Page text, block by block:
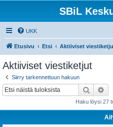
SBiL
UKK
Etusivu Etsi Aktiiviset
Aktiiviset viestiketjut
Siirry tarkennettuun hakuun
Etsi
Haku löysi 27